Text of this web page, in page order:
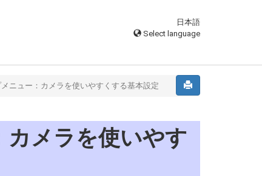
日本語
Select language
ニュー：カメラを使いやすくする基本設定
メラを使いやす